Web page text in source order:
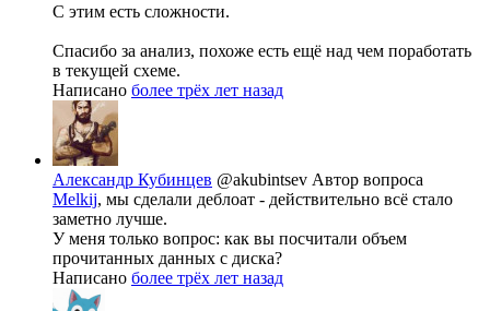
С этим есть сложности.
Спасибо за анализ, похоже есть ещё над чем поработать
в текущей схеме.
Написано более трёх лет назад
Александр Кубинцев @akubintsev Автор вопроса
Melkij, мы сделали деблоат - действительно всё стало
заметно лучше.
У меня только вопрос: как вы посчитали объем
прочитанных данных с диска?
Написано более трёх лет назад